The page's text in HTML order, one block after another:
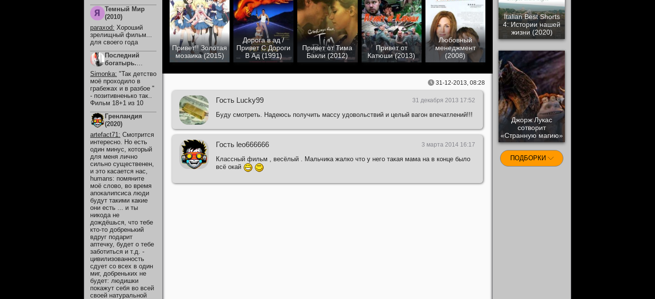
Привет!! Золотая
мозаика (2015)
Дорога в ад /
Привет С Дороги
В Ад (1991)
Привет от Тима
Бакли (2012)
Привет от
Катюши (2013)
Любовный
менеджмент
(2008)
31-12-2013, 08:28
Гость Lucky99 31 декабря 2013 17:52
Буду смотреть. Надеюсь получить массу удовольствий и целый вагон впечатлений!!!
Гость leo666666 3 марта 2014 16:17
Классный фильм , весёлый . Мальчика жалко что у него такая мама на в конце было
всё окай
Темный Мир
(2010)
paraxod: Хороший
зрелищный фильм...
для своего года
Последний
богатырь.
Колобок (2026)
Simonka: "Так детство
моё проходило в
грабежах и в разбое "
- позитивненько так..
Фильм 18+1 из 10
Гренландия
(2020)
artefact71: Смотрится
интересно. Но есть
один минус, который
для меня лично
сильно существенен,
и это касается нас,
humans: помяните
моё слово, во время
апокалипсиса люди
будут такими какие
они есть ... и ты
никода не
дождёшься, что тебе
кто-то добренький
вдруг подарит
аптечку, будет о тебе
заботиться и т.д. -
цивилизованность
сдует со всех в один
миг, добреньких не
будет: людишки
покажут себя во всей
своей натуральной
Italian Best Shorts
4: Истории нашей
жизни (2020)
Джорж Лукас
сотворит
«Странную магию»
ПОДБОРКИ